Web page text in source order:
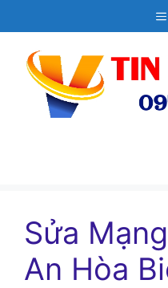
đến
dung
Sửa
An Hòa